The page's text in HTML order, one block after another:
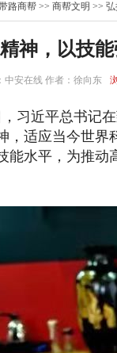
路商帮 >> 商帮文明 >>
神，以技
中安在线 作者：徐向东
近平总书记在
，适应当今世界
能水平，为推